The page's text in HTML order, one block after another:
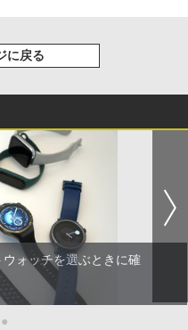
に戻る
ォッチを選ぶときに確
●